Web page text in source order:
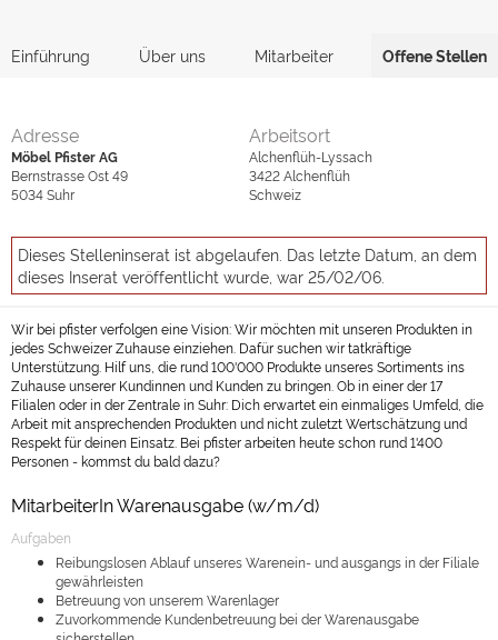
Einführung Über uns Mitarbeiter Offene Stellen
Adresse
Möbel Pfister AG
Bernstrasse Ost 49
5034Suhr
Arbeitsort
Alchenflüh-Lyssach
3422Alchenflüh
Schweiz
Dieses Stelleninserat ist abgelaufen. Das letzte Datum, an dem
dieses Inserat veröffentlicht wurde, war 25/02/06.
Wir bei pfister verfolgen eine Vision: Wir möchten mit unseren Produkten in
jedes Schweizer Zuhause einziehen. Dafür suchen wir tatkräftige
Unterstützung. Hilf uns, die rund 100'000 Produkte unseres Sortiments ins
Zuhause unserer Kundinnen und Kunden zu bringen. Ob in einer der 17
Filialen oder in der Zentrale in Suhr: Dich erwartet ein einmaliges Umfeld, die
Arbeit mit ansprechenden Produkten und nicht zuletzt Wertschätzung und
Respekt für deinen Einsatz. Bei pfister arbeiten heute schon rund 1'400
Personen - kommst du bald dazu?
MitarbeiterIn Warenausgabe (w/m/d)
Aufgaben
Reibungslosen Ablauf unseres Warenein- und ausgangs in der Filiale
gewährleisten
Betreuung von unserem Warenlager
Zuvorkommende Kundenbetreuung bei der Warenausgabe